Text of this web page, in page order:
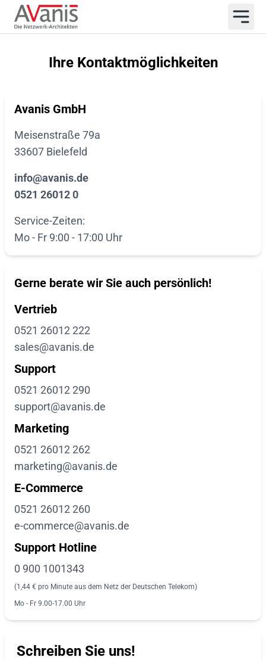
Ihre Kontaktmöglichkeiten
Avanis GmbH
Meisenstraße 79a
33607 Bielefeld
info@avanis.de
0521 26012 0
Service-Zeiten:
Mo - Fr 9:00 - 17:00 Uhr
Gerne berate wir Sie auch persönlich!
Vertrieb
0521 26012 222
sales@avanis.de
Support
0521 26012 290
support@avanis.de
Marketing
0521 26012 262
marketing@avanis.de
E-Commerce
0521 26012 260
e-commerce@avanis.de
Support Hotline
0 900 1001343
(1,44 € pro Minute aus dem Netz der Deutschen Telekom)
Mo - Fr 9.00-17.00 Uhr
Schreiben Sie uns!